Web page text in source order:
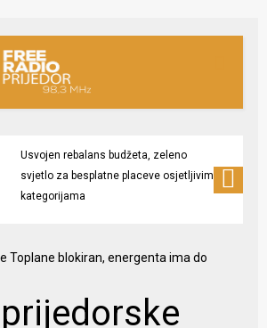
Usvojen rebalans budžeta, zeleno
svjetlo za besplatne placeve osjetljivim
kategorijama